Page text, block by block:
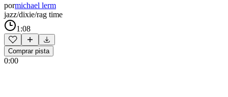
pormichael lerm
jazz/dixie/rag time
1:08
Comprar pista
0:00